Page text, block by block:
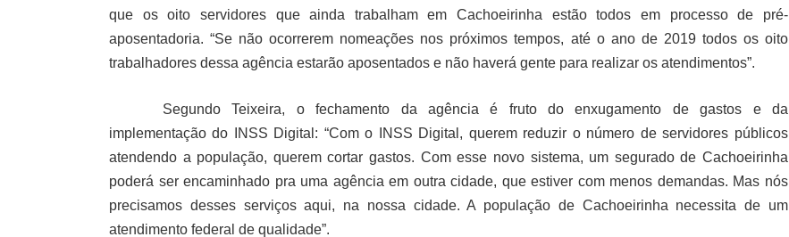
que os oito servidores que ainda trabalham em Cachoeirinha estão todos em processo de pré-
aposentadoria. “Se não ocorrerem nomeações nos próximos tempos, até o ano de 2019 todos os oito
trabalhadores dessa agência estarão aposentados e não haverá gente para realizar os atendimentos”.
Segundo Teixeira, o fechamento da agência é fruto do enxugamento de gastos e da
implementação do INSS Digital: “Com o INSS Digital, querem reduzir o número de servidores públicos
atendendo a população, querem cortar gastos. Com esse novo sistema, um segurado de Cachoeirinha
poderá ser encaminhado pra uma agência em outra cidade, que estiver com menos demandas. Mas nós
precisamos desses serviços aqui, na nossa cidade. A população de Cachoeirinha necessita de um
atendimento federal de qualidade”.